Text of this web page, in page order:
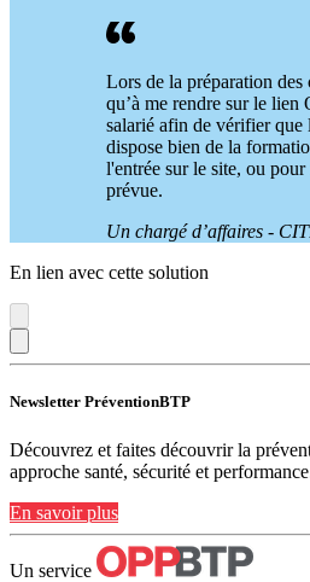
Lors de la préparation des
qu’à me rendre sur le lien
salarié afin de vérifier que
dispose bien de la
l'entrée sur le site, ou
prévue.
Un chargé d’affaires -
En lien avec cette solution
Newsletter PréventionBTP
Découvrez et faites découvrir la
approche santé, sécurité et
En savoir plus
Un service